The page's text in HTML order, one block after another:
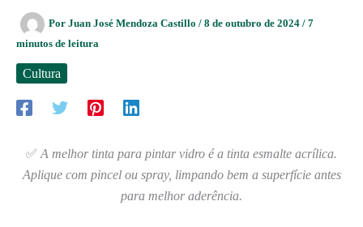
Por Juan José Mendoza Castillo / 8 de outubro de 2024 / 7
minutos de leitura
Cultura
✅ A melhor tinta para pintar vidro é a tinta esmalte acrílica.
Aplique com pincel ou spray, limpando bem a superfície antes
para melhor aderência.